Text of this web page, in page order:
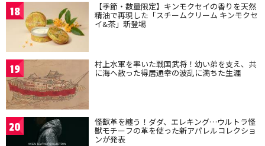
18 【季節・数量限定】キンモクセイの香りを天然
精油で再現した「スチームクリーム キンモクセ
イ&茶」新登場
19 村上水軍を率いた戦国武将！幼い弟を支え、共
に海へ散った得居通幸の波乱に満ちた生涯
20 怪獣革を纏う！ダダ、エレキング…ウルトラ怪
獣モチーフの革を使った新アパレルコレクショ
ンが発表